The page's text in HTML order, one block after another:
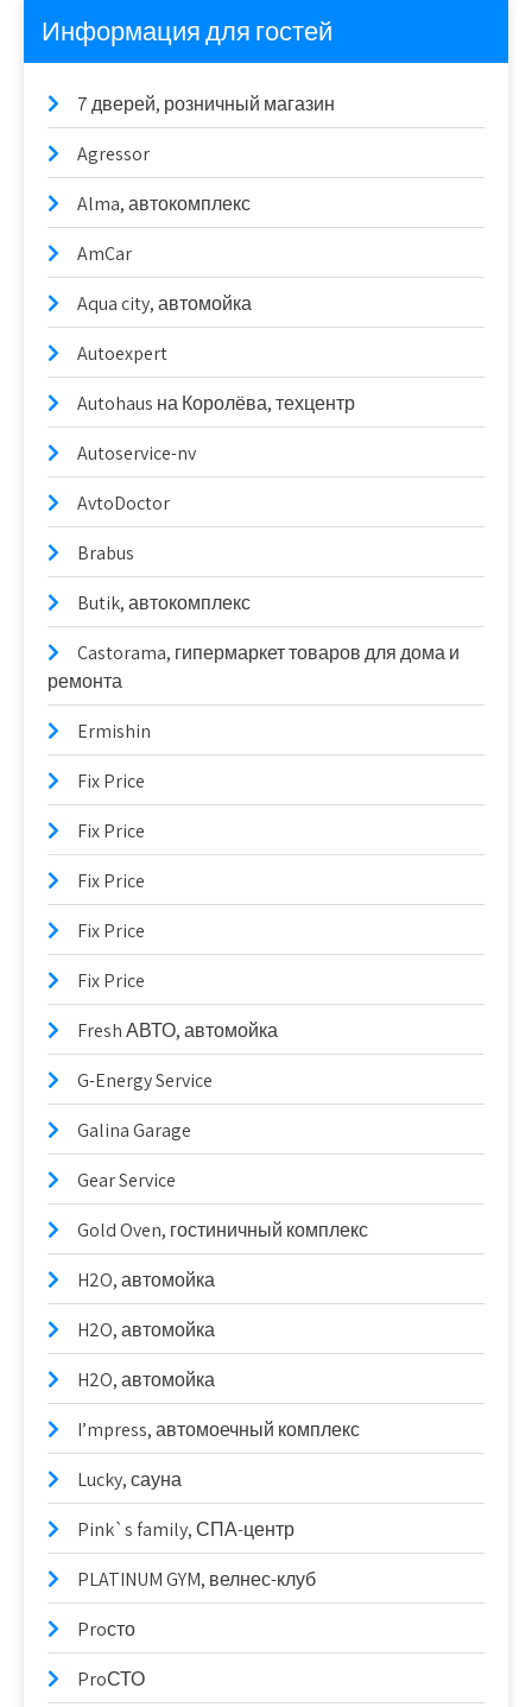
Информация для гостей
7 дверей, розничный магазин
Agressor
Alma, автокомплекс
AmCar
Aqua city, автомойка
Autoexpert
Autohaus на Королёва, техцентр
Autoservice-nv
AvtoDoctor
Brabus
Butik, автокомплекс
Castorama, гипермаркет товаров для дома и
ремонта
Ermishin
Fix Price
Fix Price
Fix Price
Fix Price
Fix Price
Fresh АВТО, автомойка
G-Energy Service
Galina Garage
Gear Service
Gold Oven, гостиничный комплекс
H2O, автомойка
H2O, автомойка
H2O, автомойка
I’mpress, автомоечный комплекс
Lucky, сауна
Pink`s family, СПА-центр
PLATINUM GYM, велнес-клуб
Proсто
ProСТО